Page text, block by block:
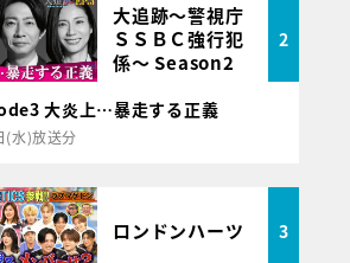
大追跡～警視庁
ＳＳＢＣ強行犯
係～ Season2
2
大炎上…暴走する正義
(水)放送分
ロンドンハーツ 3